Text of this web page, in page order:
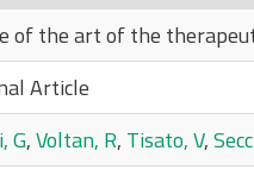
of the art of the
Article
G,Voltan, R, Tisato, V,